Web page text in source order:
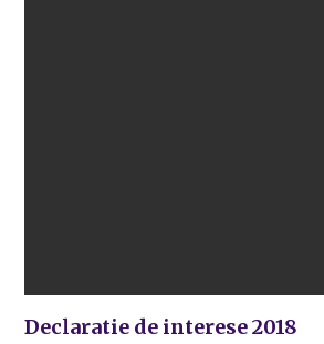
Declaratie de interese 2018